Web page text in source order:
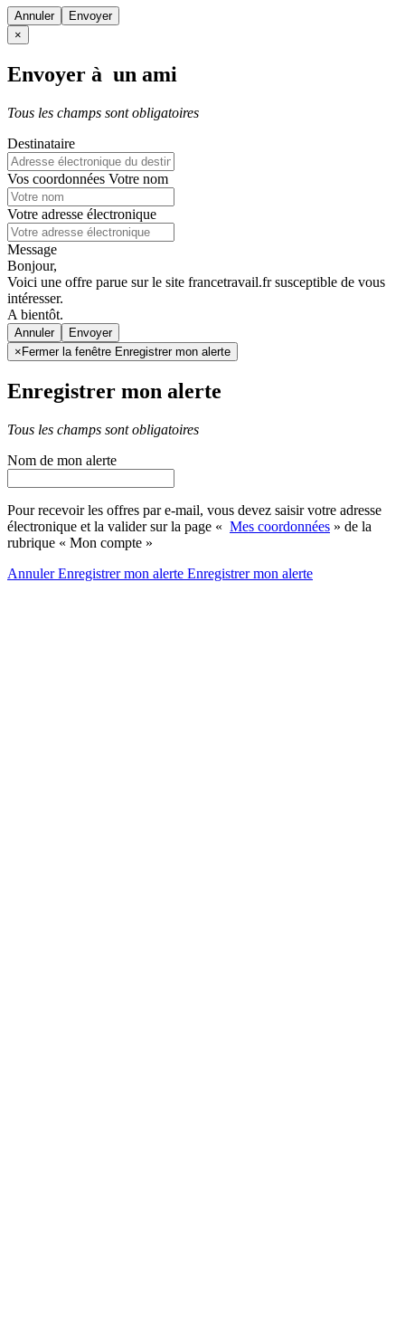
Annuler
×
Envoyer à un ami
Tous les champs sont obligatoires
Destinataire
Vos coordonnées Votre nom
Votre adresse électronique
Message
Bonjour,
Voici une offre parue sur le site francetravail.fr susceptible de vous
intéresser.
A bientôt.
Annuler
× Fermer la fenêtre Enregistrer mon alerte
Enregistrer mon alerte
Tous les champs sont obligatoires
Nom de mon alerte
Pour recevoir les offres par e-mail, vous devez saisir votre adresse
électronique et la valider sur la page « Mes coordonnées » de la
rubrique « Mon compte »
AnnulerEnregistrer mon alerte Enregistrermon alerte